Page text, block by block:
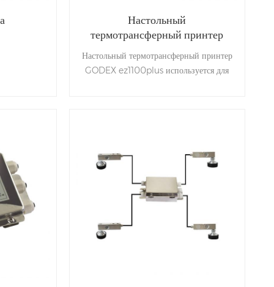
Настольный
термотрансферный принтер
GODEX ez1100plus
Настольный термотрансферный принтер
GODEX ez1100plus используется для